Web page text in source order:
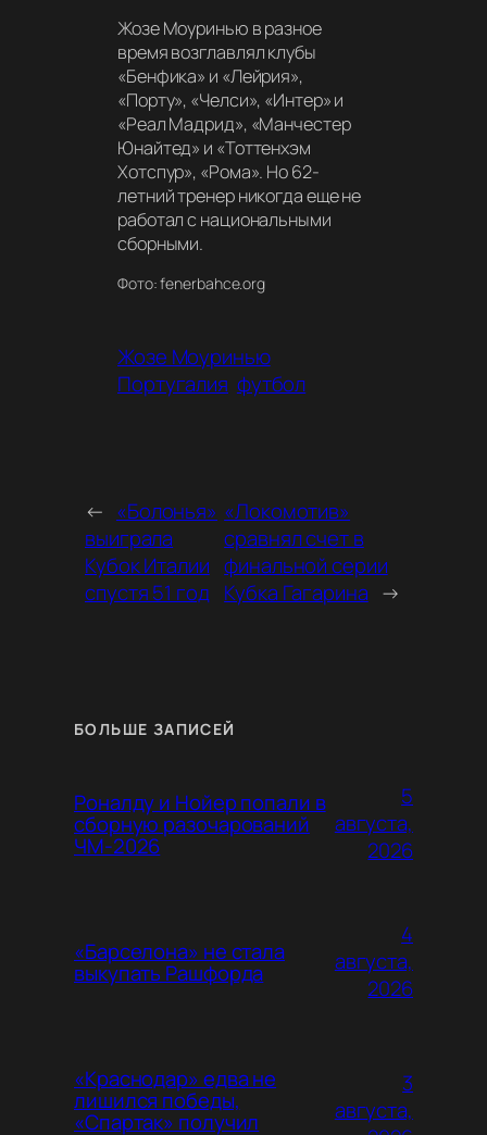
Жозе Моуринью в разное
время возглавлял клубы
«Бенфика» и «Лейрия»,
«Порту», «Челси», «Интер» и
«Реал Мадрид», «Манчестер
Юнайтед» и «Тоттенхэм
Хотспур», «Рома». Но 62-
летний тренер никогда еще не
работал с национальными
сборными.
Фото: fenerbahce.org
Жозе Моуринью
Португалия футбол
← «Болонья»
выиграла
Кубок Италии
спустя 51 год
«Локомотив»
сравнял счет в
финальной серии
Кубка Гагарина →
БОЛЬШЕ ЗАПИСЕЙ
Роналду и Нойер попали в
сборную разочарований
ЧМ-2026
5
августа,
2026
«Барселона» не стала
выкупать Рашфорда
4
августа,
2026
«Краснодар» едва не
лишился победы,
«Спартак» получил
3
августа,